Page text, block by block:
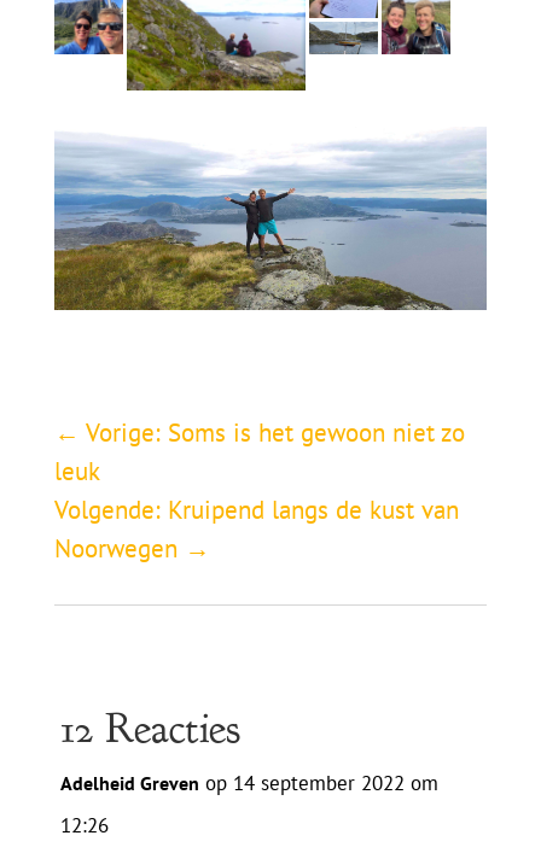
← Vorige: Soms is het gewoon niet zo
leuk
Volgende: Kruipend langs de kust van
Noorwegen →
12 Reacties
Adelheid Greven op 14 september 2022 om
12:26